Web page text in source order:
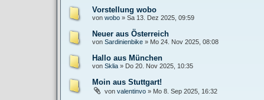
Vorstellung wobo
von wobo » Sa 13. Dez 2025, 09:59
Neuer aus Österreich
von Sardinienbike » Mo 24. Nov 2025, 08:08
Hallo aus München
von Sklia » Do 20. Nov 2025, 10:35
Moin aus Stuttgart!
von valentinvo » Mo 8. Sep 2025, 16:32